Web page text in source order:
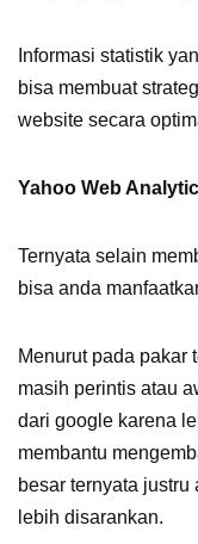
Informasi statistik
bisa membuat
website secara
Yahoo Web Analytic
Ternyata selain
bisa anda
Menurut pada pakar
masih perintis atau
dari google karena
membantu
besar ternyata
lebih disarankan.